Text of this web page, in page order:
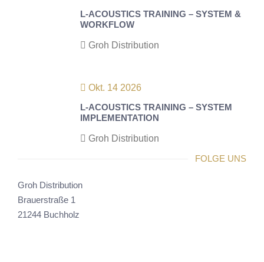
L-ACOUSTICS TRAINING – SYSTEM &
WORKFLOW
Groh Distribution
Okt. 14 2026
L-ACOUSTICS TRAINING – SYSTEM
IMPLEMENTATION
Groh Distribution
FOLGE UNS
Groh Distribution
Brauerstraße 1
21244 Buchholz